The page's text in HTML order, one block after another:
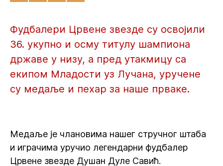
Фудбалери Црвене звезде су освојили
36. укупно и осму титулу шампиона
државе у низу, а пред утакмицу са
екипом Младости уз Лучана, уручене
су медаље и пехар за наше прваке.
Медаље је члановима нашег стручног штаба
и играчима уручио легендарни фудбалер
Црвене звезде Душан Дуле Савић.